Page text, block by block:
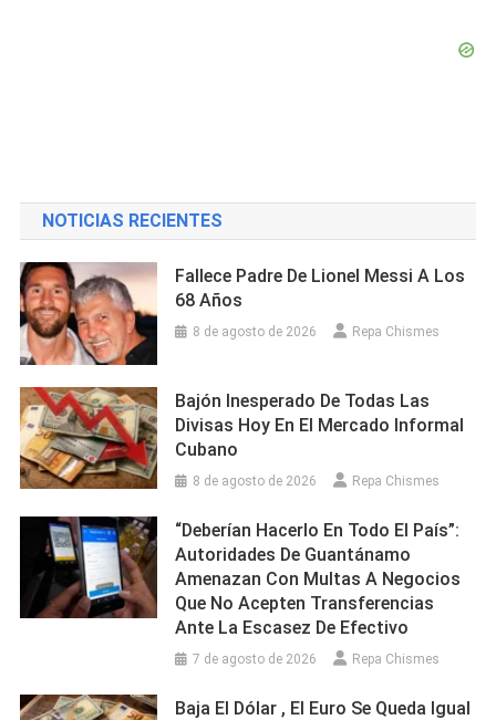
NOTICIAS RECIENTES
Fallece Padre De Lionel Messi A Los
68 Años
8 de agosto de 2026 Repa Chismes
Bajón Inesperado De Todas Las
Divisas Hoy En El Mercado Informal
Cubano
8 de agosto de 2026 Repa Chismes
“Deberían Hacerlo En Todo El País”:
Autoridades De Guantánamo
Amenazan Con Multas A Negocios
Que No Acepten Transferencias
Ante La Escasez De Efectivo
7 de agosto de 2026 Repa Chismes
Baja El Dólar , El Euro Se Queda Igual